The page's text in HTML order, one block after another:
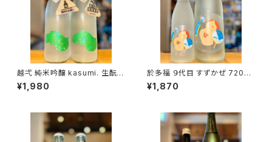
越弌 純米吟醸 kasumi. 生酛
welcome 硝酸還元菌 720ml
１本（株式会社越後鶴亀・新潟県
¥1,980
於多福 ９代目 すずかぜ 720ml
１本（柄酒造・広島県東広島市安
芸津町）
¥1,870